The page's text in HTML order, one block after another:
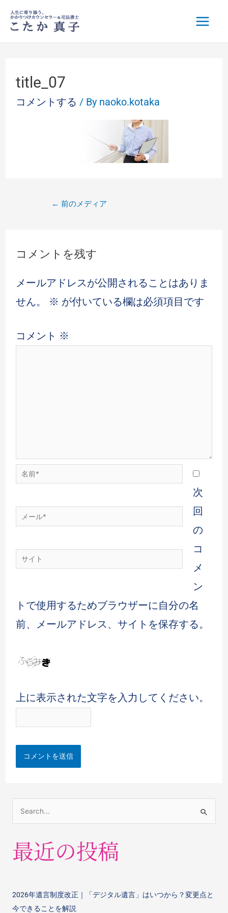
title_07
コメントする / By naoko.kotaka
← 前のメディア
コメントを残す
メールアドレスが公開されることはありま
せん。
※ が付いている欄は必須項目です
コメント ※
次
回
の
コ
メ
ン
トで使用するためブラウザーに自分の名
前、メールアドレス、サイトを保存する。
上に表示された文字を入力してください。
最近の投稿
2026年遺言制度改正｜「デジタル遺言」はいつから？変更点と
今できることを解説